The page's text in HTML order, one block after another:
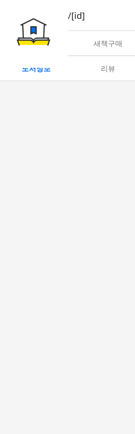
book/rent/[id]
대여 새책구매
도서정보 리뷰